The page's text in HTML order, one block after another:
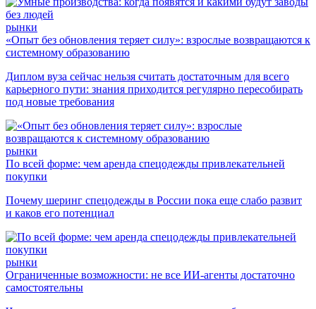
рынки
«Опыт без обновления теряет силу»: взрослые возвращаются к
системному образованию
Диплом вуза сейчас нельзя считать достаточным для всего
карьерного пути: знания приходится регулярно пересобирать
под новые требования
рынки
По всей форме: чем аренда спецодежды привлекательней
покупки
Почему шеринг спецодежды в России пока еще слабо развит
и каков его потенциал
рынки
Ограниченные возможности: не все ИИ-агенты достаточно
самостоятельны